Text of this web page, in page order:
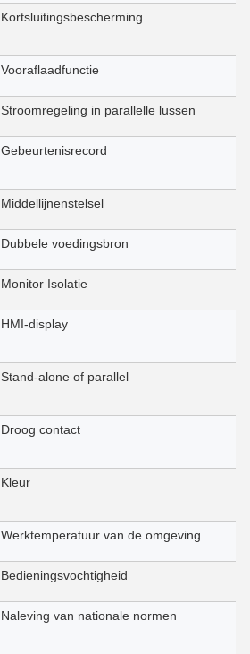
Kortsluitingsbescherming
Vooraflaadfunctie
Stroomregeling in parallelle lussen
Gebeurtenisrecord
Middellijnenstelsel
Dubbele voedingsbron
Monitor Isolatie
HMI-display
Stand-alone of parallel
Droog contact
Kleur
Werktemperatuur van de omgeving
Bedieningsvochtigheid
Naleving van nationale normen